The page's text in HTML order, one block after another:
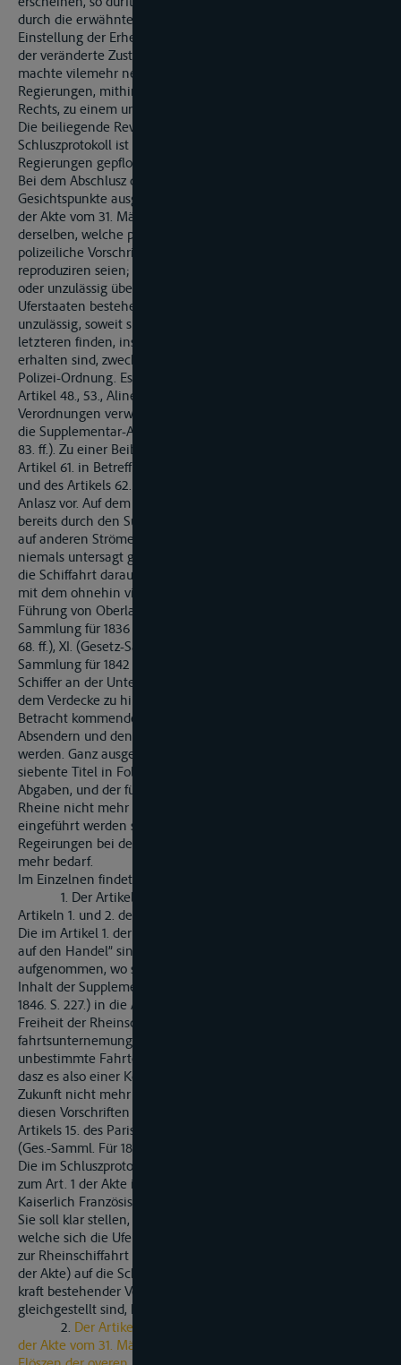
durch die erwähnten Friedensver-träge herbeigeführte
Einstellung der Erhebung der Rheinschiffahrts-Abgaben, wie
der veränderte Zustand der Rheinschiffahrt im Allgemeinen
machte vilemehr neue Verabredungen zwischen den Ufer-
Regierungen, mithin eine Revision dieses internationalen
Rechts, zu einem unabweislichen Bedürfnisz.
Die beiliegende Revidierte Rheinschiffahrts-Akte best
Schluszprotokoll ist das Ergebnis der zwischen der Ufer-
Regierungen gepflogenen Verhandlungen.
Bei dem Abschlusz dieses Vertrages ist von dem
Gesichtspunkte ausgegangen, dasz diejenigen Festsetzungen
der Akte vom 31. März 1831 und der Supplementar-Artikel zu
derselben, welche privatrechtliche Bestimmungen oder
polizeiliche Vorschriften enthalten, in der Akte selbst nicht zu
reproduziren seien; die ersteren sind entweder überflüssig
oder unzulässig überflüssig, soweit sie mit den in den
Uferstaaten bestehenden Privatrechten übereinstimmen,
unzulässig, soweit sie den letzteren widersprechen; die
letzteren finden, insofern sie überhaupt noch aufrecht zu
erhalten sind, zweckmäsziger ihre Stelle in der Schiffahrts-
Polizei-Ordnung. Es sind deshalb ganz weggelassen: die
Artikel 48., 53., Alinea 3. und 4. und 56; während in die Polizei-
Verordnungen verwiesen sind: die Artikel 65., 66. und 68. und
die Supplementar-Artikel XII. Und XIII. (Ges.-Samml. Für 1841. S.
83. ff.). Zu einer Beibehaltung der Verbotsbestimmungen des
Artikel 61. in Betreff des Fahrens der Schiffer mit Anhängen
und des Artikels 62. wegen der Führung von Oberlast lag kein
Anlasz vor. Auf dem Oberrhein ist das Verbot des Artikel 61.
bereits durch den Supplementar-Artikel I. auszer Kraft gesetzt;
auf anderen Strömen ist das Fahren mit Anhang überhaupt
niemals untersagt gewesen; gleichwohl sind Nachtheile für
die Schiffahrt daraus nicht entstanden. Ebenso verhält es sich
mit dem ohnehin vilefach durchlöchterten Verbote der
Führung von Oberlast (cfr. Supplementar-Artikel II. (Gesetz-
Sammlung für 1836 S. 121. ff.), VI. (Gesetz-Sammlung für 1839 S.
68. ff.), XI. (Gesetz-Sammlung für 1841 S. 83. ff.), XV. (Gesetz-
Sammlung für 1842 S. 29 ff.). Ein polizieliches Interesse, den
Schiffer an der Unterbringung eines Theils seiner Ladung auf
dem Verdecke zu hindern, liegt nicht vor; die Wahrung der in
Betracht kommenden Privat-Interessen kann aber füglich den
Absendern und den Versicherungs-Gesellschaften überlassen
werden. Ganz ausgefallen sind ferner der zweite und der
siebente Titel in Folge der Aufhebung der Rheinschiffahrts-
Abgaben, und der fünfte Titel, welche Rangfahrten auf dem
Rheine nicht mehr vorkommen, und wenn sie wieder
eingeführt werden sollten, es jedenfalls der Mitwirkung der
Regeirungen bei der Regelung der Verhältnisse jetzt nicht
mehr bedarf.
Im Einzelnen findet sich zu bemerken:
1. Der Artikel 1. entspricht im Wesentlichen den
Artikeln 1. und 2. der Konvention vom 31. März 1831.
Die im Artikel 1. der letzteren enthaltenen Worte “in Bezug
auf den Handel” sind im Préambule des Vertrages
aufgenommen, wo sie eine passendere Stelle finden. – Da der
Inhalt der Supplementar-Artikels XVIII. (Gesetz-Sammlung für
1846. S. 227.) in die Akte nicht übergegangen ist, so wird die
Freiheit der Rheinschiffahrt in Zukunft auch allen Dampfschif-
fahrtsunternemungen, mögen diese auf regelmäszige oder
unbestimmte Fahrten gerichtet sein, zu Statten kommen, so
dasz es also einer Konzession für soplche Unternehmungen in
Zukunft nicht mehr bedarf. Dem Zusatze: Abgesehen von
diesen Vorschriften u.s.sw. hat die Schlusz-bestimmung des
Artikels 15. des Pariser Friedens-Vertrages vom 30. März 1856
(Ges.-Samml. Für 1856 S. 557. ff.) als Vorbild gedient.
Die im Schluszprotokoll unter Nr. 1 enthaltene Erläuterung
zum Art. 1 der Akte ist auf den ausdrücklichen Wunsch der
Kaiserlich Französischen Regierung aufgenommen worden.
Sie soll klar stellen, dasz die besonderen Begünstigungen,
welche sich die Uferstaaten in Bezug auf die Behandlung der
zur Rheinschiffahrt gehörigen Schiffe zugesagt haben (Art. 4
der Akte) auf die Schiffe anderer Nationen, sofern diese nicht
kraft bestehender Verträge den nationalen Schiffe
gleichgestellt sind, keine Anwendung finden.
2. Der Artikel 2. tritt an die Stelle der Artikel 3. und fl.
der Akte vom 31. März 1831. Er sichert den Schiffen und